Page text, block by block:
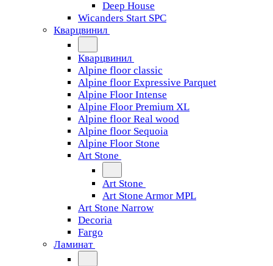
Deep House
Wicanders Start SPC
Кварцвинил
Кварцвинил
Alpine floor classic
Alpine floor Expressive Parquet
Alpine Floor Intense
Alpine Floor Premium XL
Alpine floor Real wood
Alpine floor Sequoia
Alpine Floor Stone
Art Stone
Art Stone
Art Stone Armor MPL
Art Stone Narrow
Decoria
Fargo
Ламинат